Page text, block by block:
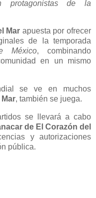
protagonistas de la
Mar apuesta por ofrecer
de la temporada
México, combinando
en un mismo
se ve en muchos
, también se juega.
se llevará a cabo
de El Corazón del
y autorizaciones
pública.